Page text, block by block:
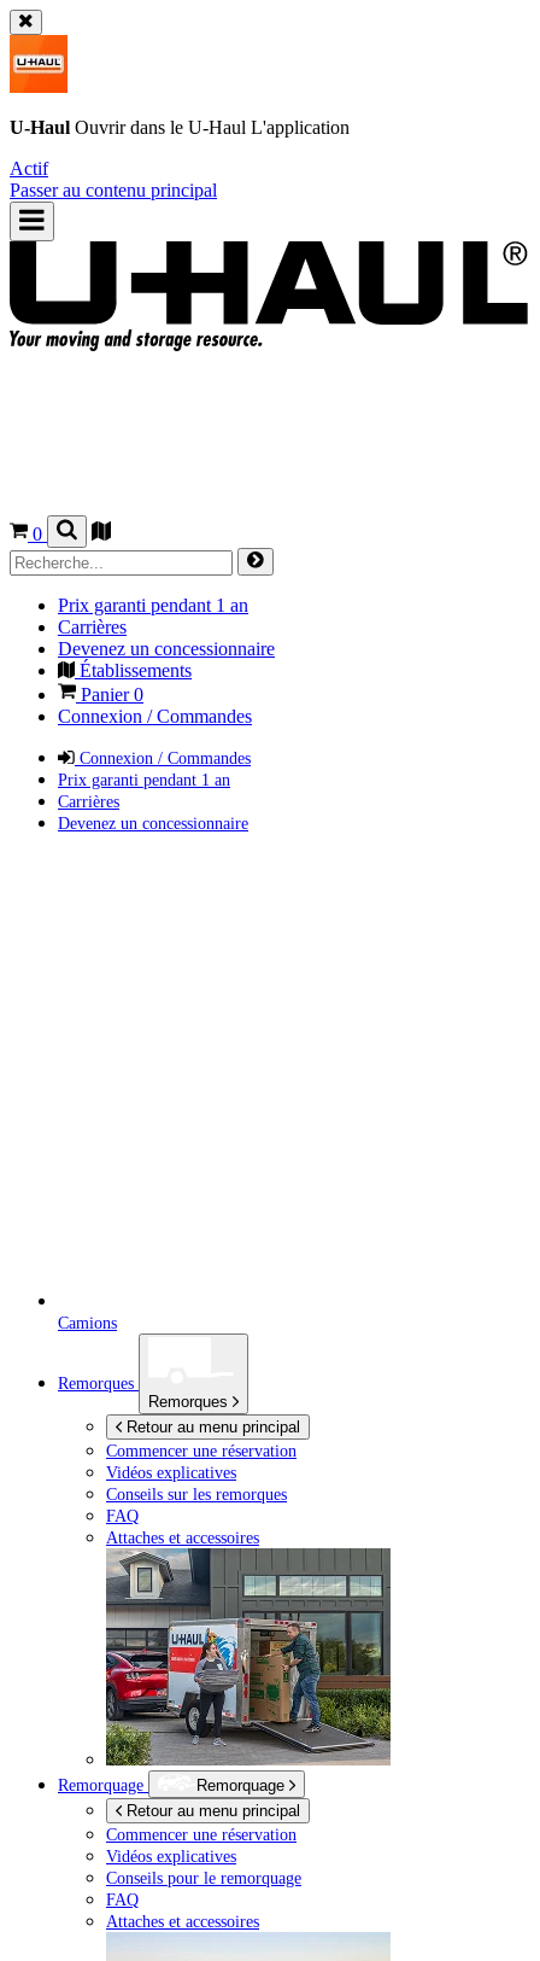
U-Haul Ouvrir dans le U-Haul L'application
Actif
Passer au contenu principal
0
Prix garanti pendant 1 an
Carrières
Devenez un concessionnaire
Établissements
Panier0
Connexion / Commandes
Connexion / Commandes
Prix garanti pendant 1 an
Carrières
Devenez un concessionnaire
Camions
Remorques
Remorques
Retour au menu principal
Commencer une réservation
Vidéos explicatives
Conseils sur les remorques
FAQ
Attaches et accessoires
Remorquage
Remorquage
Retour au menu principal
Commencer une réservation
Vidéos explicatives
Conseils pour le remorquage
FAQ
Attaches et accessoires